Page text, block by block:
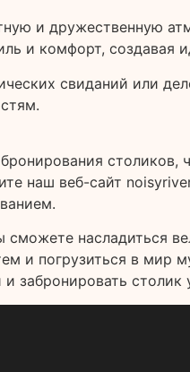
и дружественную
и комфорт, создавая
свиданий или
столиков,
наш веб-сайт
сможете насладиться
и погрузиться в мир
забронировать